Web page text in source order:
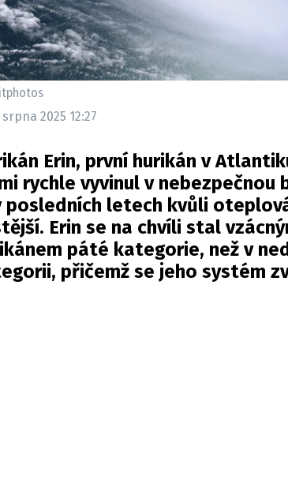
srpna 2025 12:27
Erin, první hurikán v
rychle vyvinul v nebezpečnou
posledních letech kvůli
Erin se na chvíli stal
páté kategorie, než v
přičemž se jeho systém